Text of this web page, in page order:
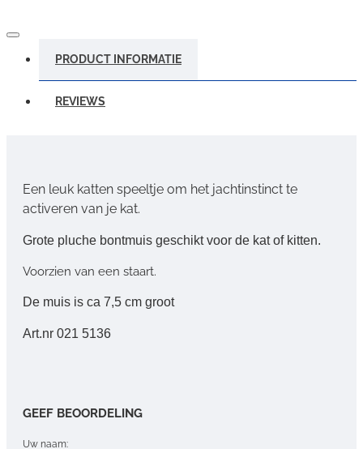
PRODUCT INFORMATIE
REVIEWS
Een leuk katten speeltje om het jachtinstinct te
activeren van je kat.
Grote pluche bontmuis geschikt voor de kat of kitten.
Voorzien van een staart.
De muis is ca 7,5 cm groot
Art.nr 021 5136
GEEF BEOORDELING
Uw naam: